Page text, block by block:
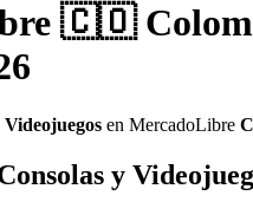
🇨🇴
Videojuegos en MercadoLibre
y